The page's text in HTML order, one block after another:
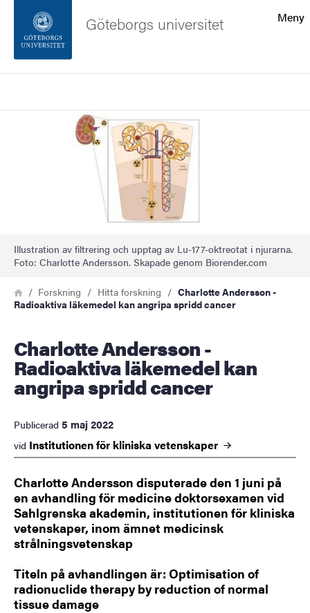
Sidfoten
Om webbplatsen
Meny
Göteborgs universitet
Illustration av filtrering och upptag av Lu-177-oktreotat i njurarna.
Foto: Charlotte Andersson. Skapade genom Biorender.com
Länkstig
HemForskning Hitta forskning
Charlotte Andersson -
Radioaktiva läkemedel kan angripa spridd cancer
Charlotte Andersson -
Radioaktiva läkemedel kan
angripa spridd cancer
Publicerad 5 maj 2022
vid Institutionen för kliniska vetenskaper
Charlotte Andersson disputerade den 1 juni på
en avhandling för medicine doktorsexamen vid
Sahlgrenska akademin, institutionen för kliniska
vetenskaper, inom ämnet medicinsk
strålningsvetenskap
Titeln på avhandlingen är: Optimisation of
radionuclide therapy by reduction of normal
tissue damage